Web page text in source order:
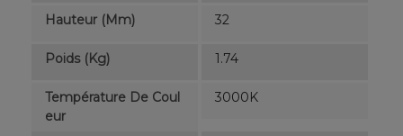
Hauteur (mm) 32
Poids (kg) 1.74
Température De Coul
Eur
3000K